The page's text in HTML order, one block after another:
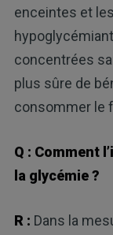
enceintes et
concentrées
plus sûre de
consommer le
Q : Comment
la glycémie ?
R : Dans la